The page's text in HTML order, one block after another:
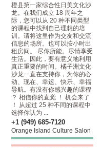
橙县第一家综合性日美文化沙
龙。在我们成立 18 周年之
际，您可以从 20 种不同类型
的课程中找到自己理想的培
训。请将这里作为交友和交流
信息的场所。也可以按小时出
租房间。 尽你所能。尽情享受
生活。因此，要有意义地利用
真正重要的时间。橘子洲文化
沙龙一直在支持你，为你的心
动、现在、幸运、快乐、幸福
导航。有没有你感兴趣的课程
？ 相信你的直觉 ！ 机会来了
！ 从超过 25 种不同的课程中
选择你认为 ...
+1 (949) 685-7120
Orange Island Culture Salon